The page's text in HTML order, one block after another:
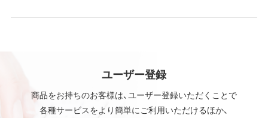
ユーザー登録
商品をお持ちのお客様は、ユーザー登録いただくことで
各種サービスをより簡単にご利用いただけるほか、